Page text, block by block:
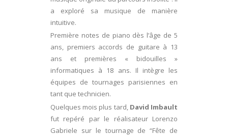
a exploré sa musique de manière
intuitive.
Première notes de piano dès l’âge de 5
ans, premiers accords de guitare à 13
ans et premières « bidouilles »
informatiques à 18 ans. Il intègre les
équipes de tournages parisiennes en
tant que technicien.
Quelques mois plus tard, David Imbault
fut repéré par le réalisateur Lorenzo
Gabriele sur le tournage de “Fête de